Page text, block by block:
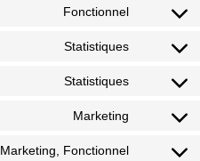
Fonctionnel
Statistiques
Statistiques
Marketing
Marketing, Fonctionnel